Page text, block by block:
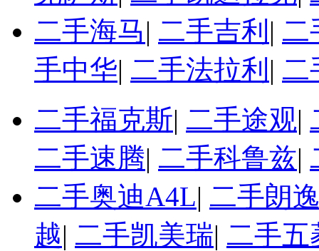
二手海马| 二手吉利 | 二
手中华| 二手法拉利 | 二
二手福克斯| 二手途观|
二手速腾| 二手科鲁兹|
二手奥迪A4L| 二手朗
越| 二手凯美瑞| 二手五